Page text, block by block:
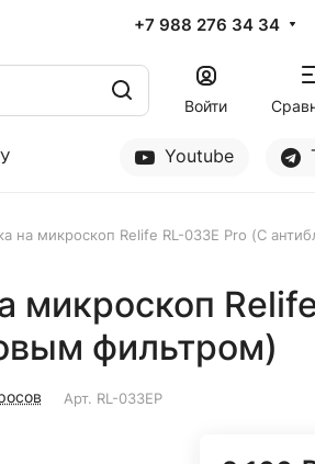
+7 988 276 34 34
Войти
Youtube
на микроскоп Relife RL-033E Pro (С
микроскоп
фильтром)
Арт. RL-033EP